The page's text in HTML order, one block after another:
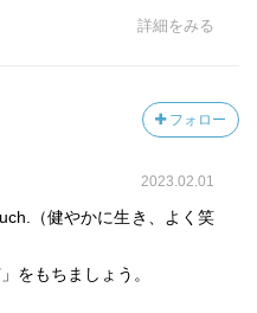
ェアを開発、グローバル展
を売却し、エグジットを果
の美しい人をつくる「時間
のヒント』(光文社)など著
より)
詳細をみる
フォロー
2023.02.01
（健やかに生き、よく笑
をもちましょう。